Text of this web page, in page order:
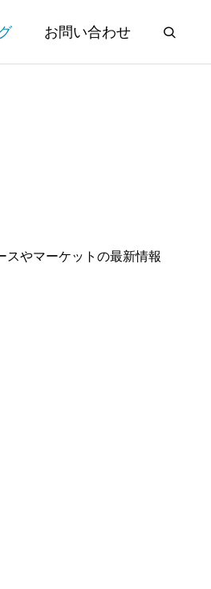
お問い合わせ
スやマーケットの最新情報